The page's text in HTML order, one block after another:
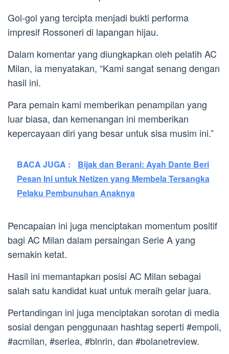
Gol-gol yang tercipta menjadi bukti performa
impresif Rossoneri di lapangan hijau.
Dalam komentar yang diungkapkan oleh pelatih AC
Milan, ia menyatakan, “Kami sangat senang dengan
hasil ini.
Para pemain kami memberikan penampilan yang
luar biasa, dan kemenangan ini memberikan
kepercayaan diri yang besar untuk sisa musim ini.”
BACA JUGA :
Bijak dan Berani: Ayah Dante Beri
Pesan Ini untuk Netizen yang Membela Tersangka
Pelaku Pembunuhan Anaknya
Pencapaian ini juga menciptakan momentum positif
bagi AC Milan dalam persaingan Serie A yang
semakin ketat.
Hasil ini memantapkan posisi AC Milan sebagai
salah satu kandidat kuat untuk meraih gelar juara.
Pertandingan ini juga menciptakan sorotan di media
sosial dengan penggunaan hashtag seperti #empoli,
#acmilan, #seriea, #blnrin, dan #bolanetreview.